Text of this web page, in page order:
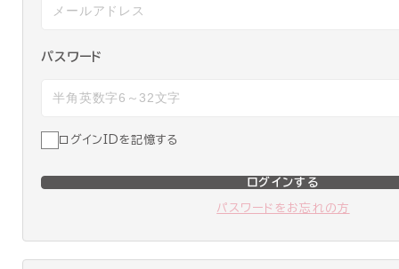
パスワード
ログインIDを記憶する
ログインする
パスワードをお忘れの方